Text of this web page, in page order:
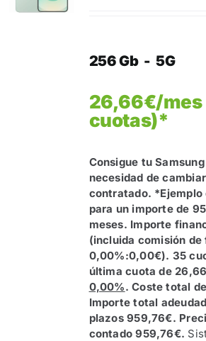
256 Gb - 5G
26,66€/mes
cuotas)*
Consigue tu
necesidad de
contratado.
para un importe de
meses. Importe
(incluida comisión
0,00%:0,00€). 35
última cuota de
0,00%. Coste total
Importe total
plazos 959,76€.
contado 959,76€.